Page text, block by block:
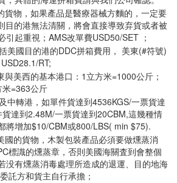
貨物，如果產品是醫療器械方麵的，一定要
目的港無法清關，將會直接導致弃貨或者被
引起重視；AMS改單費USD50/SET ；
美國目的港的DDC拼箱費用， 美東(#符號)
RT;
與美西的基本港口：1立方米=1000公斤；
=363公斤
中轉港，如單件貨達到4536KGS/一票貨達
達到2.48M/一票貨達到20CBM,這幾種情
將增加$10/CBM或800/LBS( min $75).
國的貨物，木製包裝產品必須要做燻蒸消
標識的燻蒸章，否則美國海關査到會整個
没有燻蒸消毒處理所造成的退運、目的地海
託方和貨主自行承擔；